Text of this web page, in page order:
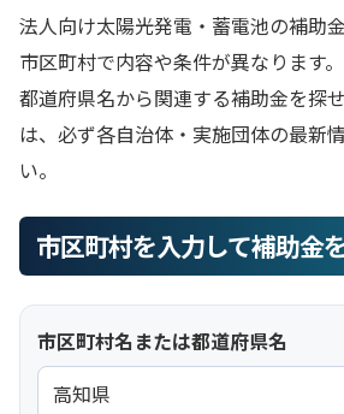
法人向け太陽光発電・蓄電池の補助
市区町村で内容や条件が異なります
都道府県名から関連する補助金を探
は、必ず各自治体・実施団体の最新
い。
市区町村を入力して補助金
市区町村名または都道府県名